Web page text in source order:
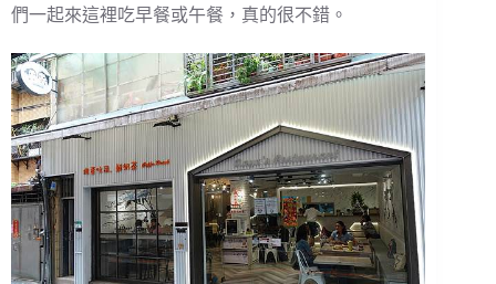
們一起來這裡吃早餐或午餐，真的很不錯。